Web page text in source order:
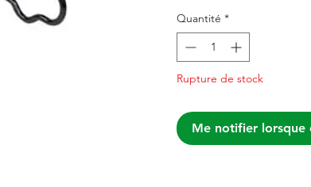
Quantité *
Rupture de stock
Me notifier lorsque